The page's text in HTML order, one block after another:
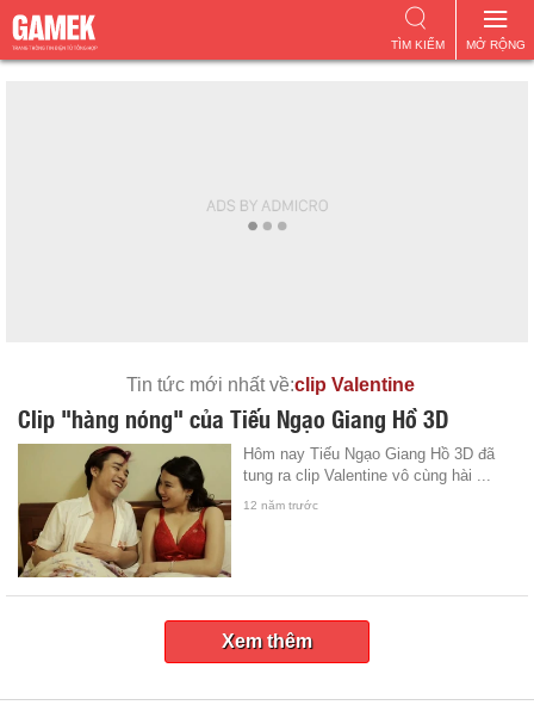
MỞ RỘNG
TÌM KIẾM
Tin tức mới nhất về:clip Valentine
Clip "hàng nóng" của Tiếu Ngạo Giang Hồ 3D
Hôm nay Tiếu Ngạo Giang Hồ 3D đã
tung ra clip Valentine vô cùng hài ...
12 năm trước
Xem thêm